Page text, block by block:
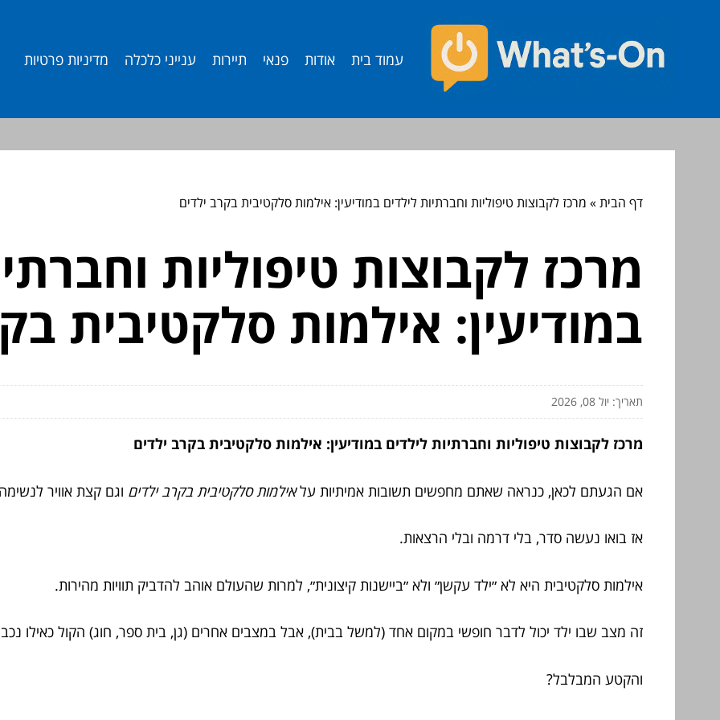
עמוד בית אודות פנאי תיירות ענייני כלכלה מדיניות פרטיות
דף הבית» מרכז לקבוצות טיפוליות וחברתיות לילדים במודיעין: אילמות סלקטיבית בקרב ילדים
מרכז לקבוצות טיפוליות
במודיעין: אילמות סלקטיבית
תאריך: יול 08, 2026
מרכז לקבוצות טיפוליות וחברתיות לילדים במודיעין: אילמות סלקטיבית בקרב ילדים
אם הגעתם לכאן, כנראה שאתם מחפשים תשובות אמיתיות עלאילמות סלקטיבית בקרב ילדים וגם קצת אוויר
אז בואו נעשה סדר, בלי דרמה ובלי הרצאות.
אילמות סלקטיבית היא לא ״ילד עקשן״ ולא ״ביישנות קיצונית״, למרות שהעולם אוהב להדביק תוויות מהירות.
זה מצב שבו ילד יכול לדבר חופשי במקום אחד (למשל בבית), אבל במצבים אחרים (גן, בית ספר, חוג) הקול כאילו
והקטע המבלבל?